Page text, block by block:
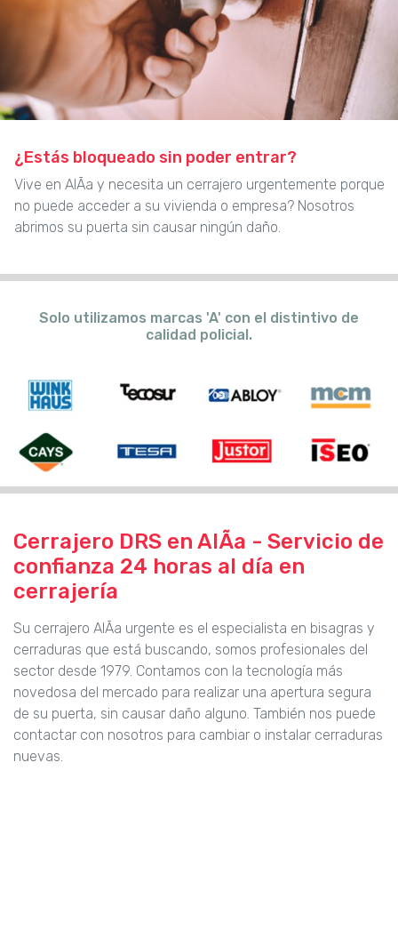
¿Estás bloqueado sin poder entrar?
Vive en AlÃ­a y necesita un cerrajero urgentemente porque
no puede acceder a su vivienda o empresa? Nosotros
abrimos su puerta sin causar ningún daño.
Solo utilizamos marcas 'A' con el distintivo de
calidad policial.
Cerrajero DRS en AlÃ­a - Servicio de
confianza 24 horas al día en
cerrajería
Su cerrajero AlÃ­a urgente es el especialista en bisagras y
cerraduras que está buscando, somos profesionales del
sector desde 1979. Contamos con la tecnología más
novedosa del mercado para realizar una apertura segura
de su puerta, sin causar daño alguno. También nos puede
contactar con nosotros para cambiar o instalar cerraduras
nuevas.